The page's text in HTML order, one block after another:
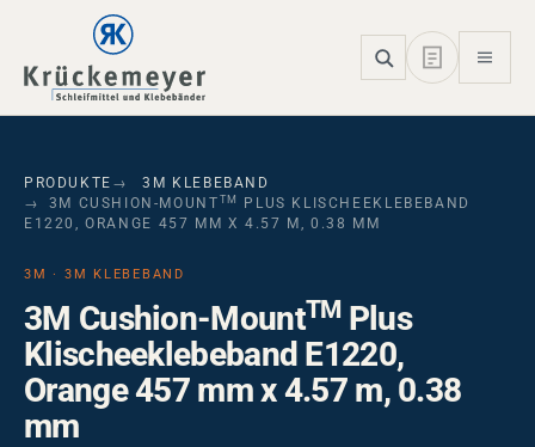
Skip to main navigation
Skip to main content
Skip to page footer
PRODUKTE
3M KLEBEBAND
3M CUSHION-MOUNT TM
PLUS KLISCHEEKLEBEBAND
E1220, ORANGE 457 MM X 4.57 M, 0.38 MM
3M · 3M KLEBEBAND
3M Cushion-MountTMPlus
Klischeeklebeband E1220,
Orange 457 mm x 4.57 m, 0.38
mm